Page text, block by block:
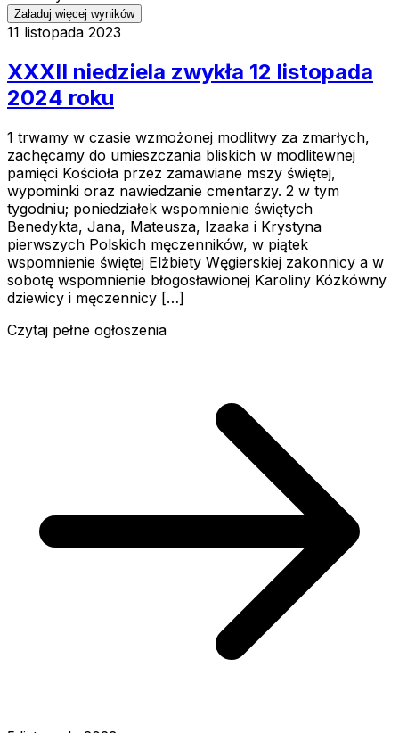
Załaduj więcej wyników
11 listopada 2023
XXXII niedziela zwykła 12 listopada
2024 roku
1 trwamy w czasie wzmożonej modlitwy za zmarłych,
zachęcamy do umieszczania bliskich w modlitewnej
pamięci Kościoła przez zamawiane mszy świętej,
wypominki oraz nawiedzanie cmentarzy. 2 w tym
tygodniu; poniedziałek wspomnienie świętych
Benedykta, Jana, Mateusza, Izaaka i Krystyna
pierwszych Polskich męczenników, w piątek
wspomnienie świętej Elżbiety Węgierskiej zakonnicy a w
sobotę wspomnienie błogosławionej Karoliny Kózkówny
dziewicy i męczennicy […]
Czytaj pełne ogłoszenia